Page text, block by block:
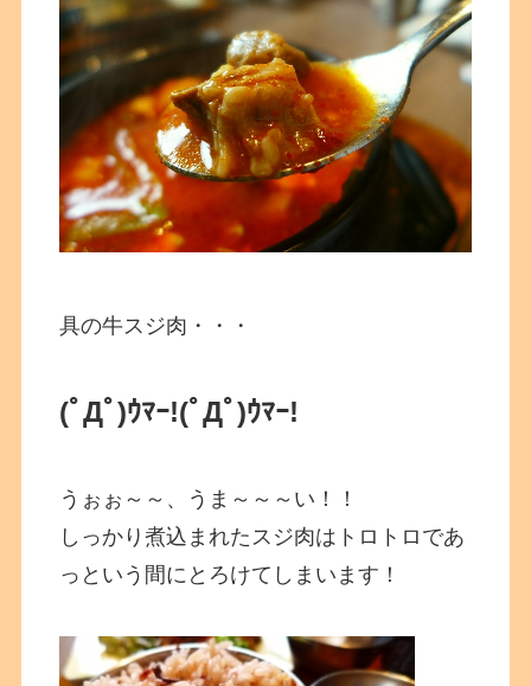
具の牛スジ肉・・・
(ﾟДﾟ)ｳﾏｰ!(ﾟДﾟ)ｳﾏｰ!
うぉぉ～～、うま～～～い！！
しっかり煮込まれたスジ肉はトロトロであ
っという間にとろけてしまいます！